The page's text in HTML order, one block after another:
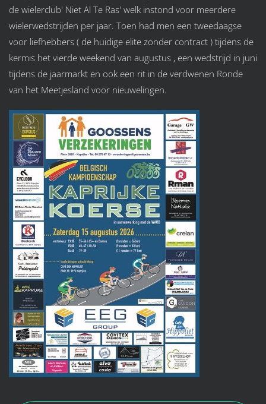
de wielerclub' Niet Al Te Ras' welk instond voor meerdere
wielerwedstrijden per jaar. Toen had men een tweedaagse
voor liefhebbers ( de huidige elite zonder contract ) tijdens de
kermis het vierde weekend van augustus , een wedstrijd in juni
tijdens de jaarmarkt en ook een rit in de verdwenen Ronde
van het Meetjesland voor nieuwelingen.